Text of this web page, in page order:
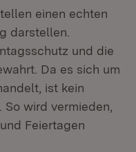
einen echten
darstellen.
und die
Da es sich um
ist kein
wird vermieden,
Feiertagen